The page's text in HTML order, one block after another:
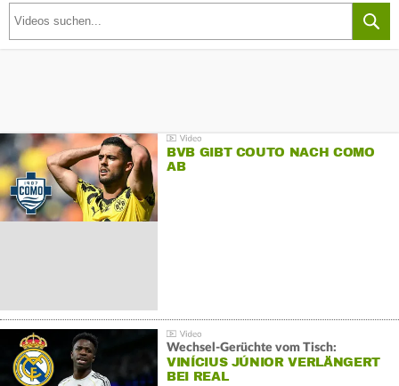
BVB GIBT COUTO NACH COMO
AB
Wechsel-Gerüchte vom Tisch:
VINÍCIUS JÚNIOR VERLÄNGERT
BEI REAL